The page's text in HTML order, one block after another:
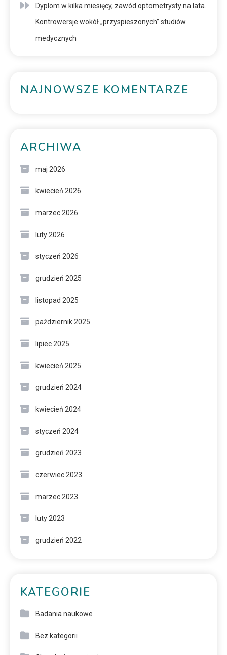
Dyplom w kilka miesięcy, zawód optometrysty na lata.
Kontrowersje wokół „przyspieszonych” studiów
medycznych
NAJNOWSZE KOMENTARZE
ARCHIWA
maj 2026
kwiecień 2026
marzec 2026
luty 2026
styczeń 2026
grudzień 2025
listopad 2025
październik 2025
lipiec 2025
kwiecień 2025
grudzień 2024
kwiecień 2024
styczeń 2024
grudzień 2023
czerwiec 2023
marzec 2023
luty 2023
grudzień 2022
KATEGORIE
Badania naukowe
Bez kategorii